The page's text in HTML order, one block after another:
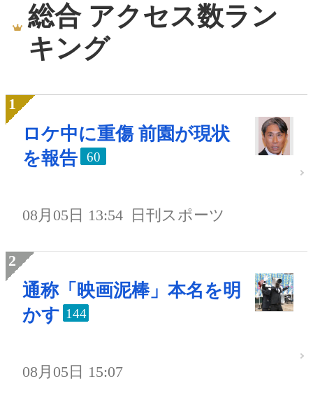
総合 アクセス数ラン
キング
ロケ中に重傷 前園が現状
を報告
60
08月05日 13:54 日刊スポーツ
通称「映画泥棒」本名を明
かす 144
08月05日 15:07